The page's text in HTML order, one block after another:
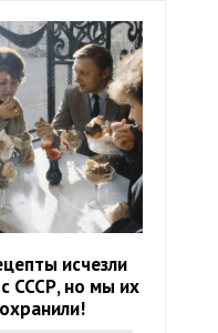
исчезли
СССР, но мы их